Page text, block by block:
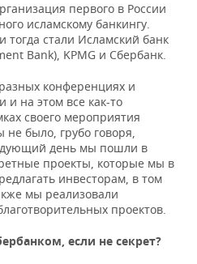
первого в России
исламскому банкингу.
стали Исламский банк
Bank), KPMG и Сбербанк.
конференциях и
и на этом все как-то
своего мероприятия
не было, грубо говоря,
день мы пошли в
проекты, которые мы в
инвесторам, в том
мы реализовали
проектов.
если не секрет?